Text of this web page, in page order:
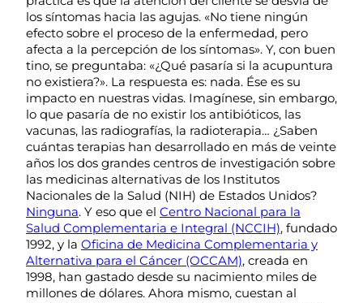
los síntomas hacia las agujas. «No tiene ningún
efecto sobre el proceso de la enfermedad, pero
afecta a la percepción de los síntomas». Y, con buen
tino, se preguntaba: «¿Qué pasaría si la acupuntura
no existiera?». La respuesta es: nada. Ése es su
impacto en nuestras vidas. Imagínese, sin embargo,
lo que pasaría de no existir los antibióticos, las
vacunas, las radiografías, la radioterapia… ¿Saben
cuántas terapias han desarrollado en más de veinte
años los dos grandes centros de investigación sobre
las medicinas alternativas de los Institutos
Nacionales de la Salud (NIH) de Estados Unidos?
Ninguna. Y eso que el Centro Nacional para la
Salud Complementaria e Integral (NCCIH), fundado
1992, y la Oficina de Medicina Complementaria y
Alternativa para el Cáncer (OCCAM), creada en
1998, han gastado desde su nacimiento miles de
millones de dólares. Ahora mismo, cuestan al